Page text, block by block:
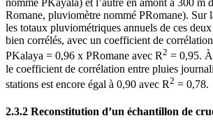
nommé PKayala) et l’autre en amont à 300 m
Romane, pluviomètre nommé PRomane). Sur
les totaux pluviométriques annuels de ces
bien corrélés, avec un coefficient de
PKalaya = 0,96 x PRomane avec R2 = 0,95.
le coefficient de corrélation entre pluies
stations est encore égal à 0,90 avec R2 = 0,78.
2.3.2 Reconstitution d’un échantillon de